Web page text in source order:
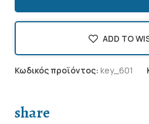
ADD TO
Κωδικός προϊόντος: key_601
share